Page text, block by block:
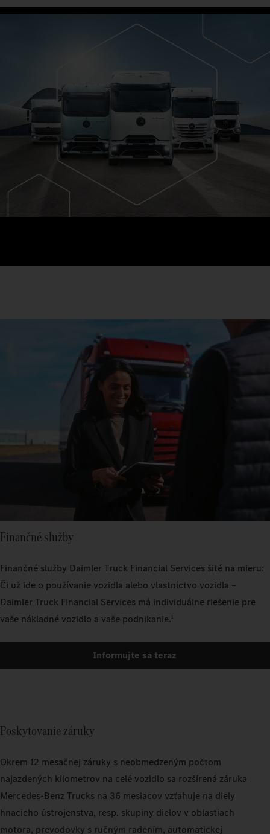
Finančné služby
Finančné služby Daimler Truck Financial Services šité na mieru:
Či už ide o používanie vozidla alebo vlastníctvo vozidla –
Daimler Truck Financial Services má individuálne riešenie pre
vaše nákladné vozidlo a vaše podnikanie.1
Informujte sa teraz
Poskytovanie záruky
Okrem 12 mesačnej záruky s neobmedzeným počtom
najazdených kilometrov na celé vozidlo sa rozšírená záruka
Mercedes‑Benz Trucks na 36 mesiacov vzťahuje na diely
hnacieho ústrojenstva, resp. skupiny dielov v oblastiach
motora, prevodovky s ručným radením, automatickej